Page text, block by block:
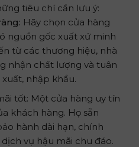
tiêu chí cần lưu ý:
Hãy chọn cửa hàng
nguồn gốc xuất xứ minh
từ các thương hiệu, nhà
nhận chất lượng và tuân
nhập khẩu.
tốt: Một cửa hàng uy tín
khách hàng. Họ sẵn
hành dài hạn, chính
vụ hậu mãi chu đáo.